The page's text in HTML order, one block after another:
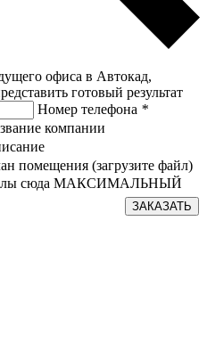
офиса в Автокад,
готовый результат
Номер телефона *
компании
помещения (загрузите файл)
сюда МАКСИМАЛЬНЫЙ
ЗАКАЗАТЬ